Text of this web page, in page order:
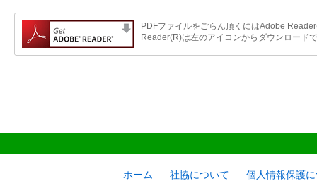
PDFファイルをごらん頂くにはAdobe
Reader(R)は左のアイコンからダウンロード
ホーム 社協について 個人情報保護